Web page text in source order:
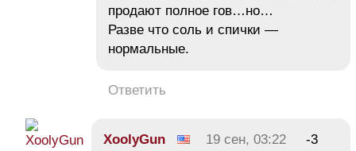
продают полное гов…но…
Разве что соль и спички —
нормальные.
Ответить
XoolyGun 19 сен, 03:22 -3